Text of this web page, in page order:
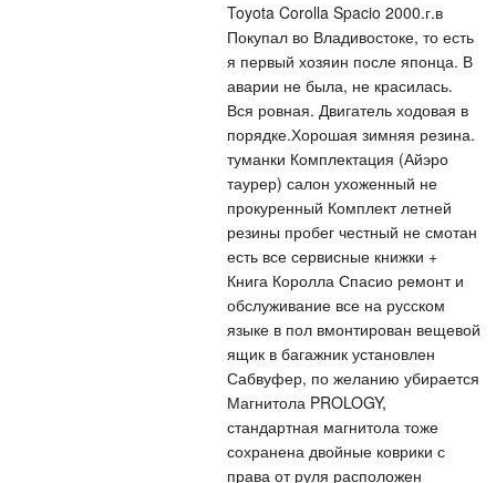
Toyota Corolla Spacio 2000.г.в
Покупал во Владивостоке, то есть
я первый хозяин после японца. В
аварии не была, не красилась.
Вся ровная. Двигатель ходовая в
порядке.Хорошая зимняя резина.
туманки Комплектация (Айэро
таурер) салон ухоженный не
прокуренный Комплект летней
резины пробег честный не смотан
есть все сервисные книжки +
Книга Королла Спасио ремонт и
обслуживание все на русском
языке в пол вмонтирован вещевой
ящик в багажник установлен
Сабвуфер, по желанию убирается
Магнитола PROLOGY,
стандартная магнитола тоже
сохранена двойные коврики с
права от руля расположен